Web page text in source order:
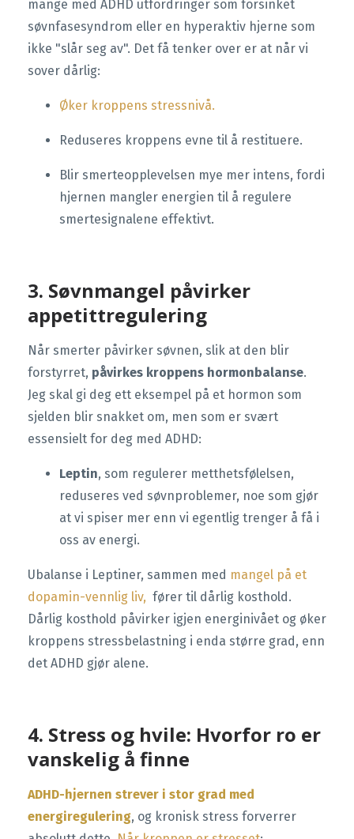
mange med ADHD utfordringer som forsinket
søvnfasesyndrom eller en hyperaktiv hjerne som
ikke "slår seg av". Det få tenker over er at når vi
sover dårlig:
Øker kroppens stressnivå.
Reduseres kroppens evne til å restituere.
Blir smerteopplevelsen mye mer intens, fordi
hjernen mangler energien til å regulere
smertesignalene effektivt.
3. Søvnmangel påvirker
appetittregulering
Når smerter påvirker søvnen, slik at den blir
forstyrret, påvirkes kroppens hormonbalanse.
Jeg skal gi deg ett eksempel på et hormon som
sjelden blir snakket om, men som er svært
essensielt for deg med ADHD:
Leptin, som regulerer metthetsfølelsen,
reduseres ved søvnproblemer, noe som gjør
at vi spiser mer enn vi egentlig trenger å få i
oss av energi.
Ubalanse i Leptiner, sammen med mangel på et
dopamin-vennlig liv, fører til dårlig kosthold.
Dårlig kosthold påvirker igjen energinivået og øker
kroppens stressbelastning i enda større grad, enn
det ADHD gjør alene.
4. Stress og hvile: Hvorfor ro er
vanskelig å finne
ADHD-hjernen strever i stor grad med
energiregulering, og kronisk stress forverrer